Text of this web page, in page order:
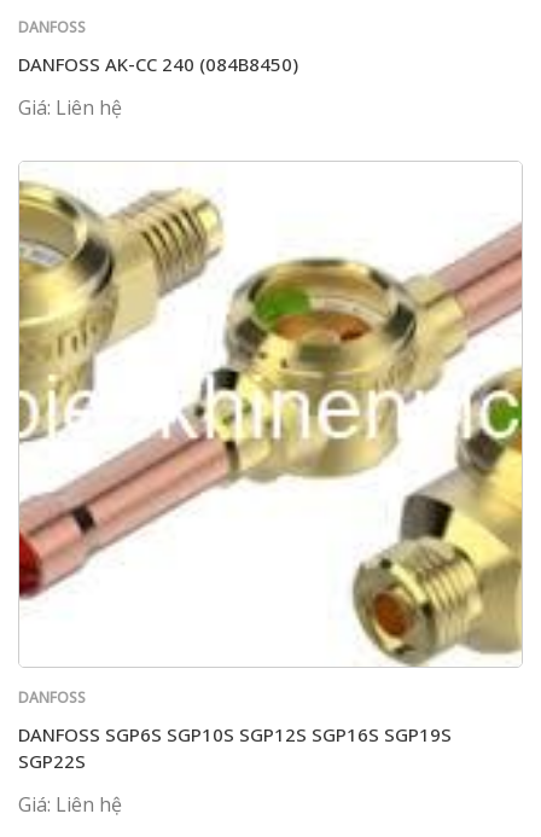
DANFOSS
DANFOSS AK-CC 240 (084B8450)
Giá: Liên hệ
DANFOSS
DANFOSS SGP6S SGP10S SGP12S SGP16S SGP19S
SGP22S
Giá: Liên hệ